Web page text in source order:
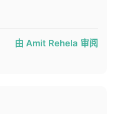
由 Amit Rehela 审阅